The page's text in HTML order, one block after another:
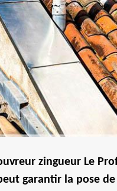
zingueur Le
garantir la pose